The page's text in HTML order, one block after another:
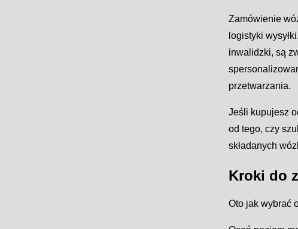
Zamówienie
logistyki
inwalidzki, są
przetwarzania.
Jeśli kupujesz
od tego, czy
składanych
Kroki do
Oto jak wybrać